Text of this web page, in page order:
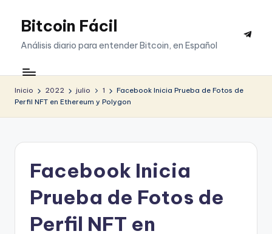
SaltarBitcoin Fácil
Análisis diario para entender Bitcoin, en Español
Inicio 2022 julio 1
Facebook Inicia Prueba de Fotos de
Perfil NFT en Ethereum y Polygon
Facebook Inicia
Prueba de Fotos de
Perfil NFT en